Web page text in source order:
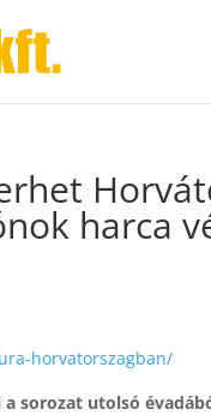
harca
horvatorszagban/
sorozat utolsó